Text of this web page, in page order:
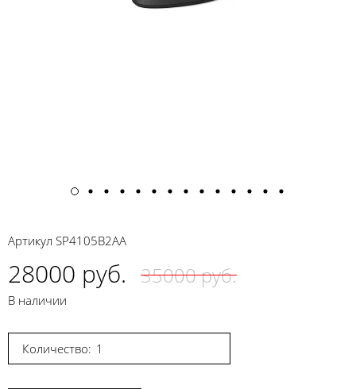
Артикул SP4105B2AA
28000 руб. 35000 руб.
В наличии
Количество: